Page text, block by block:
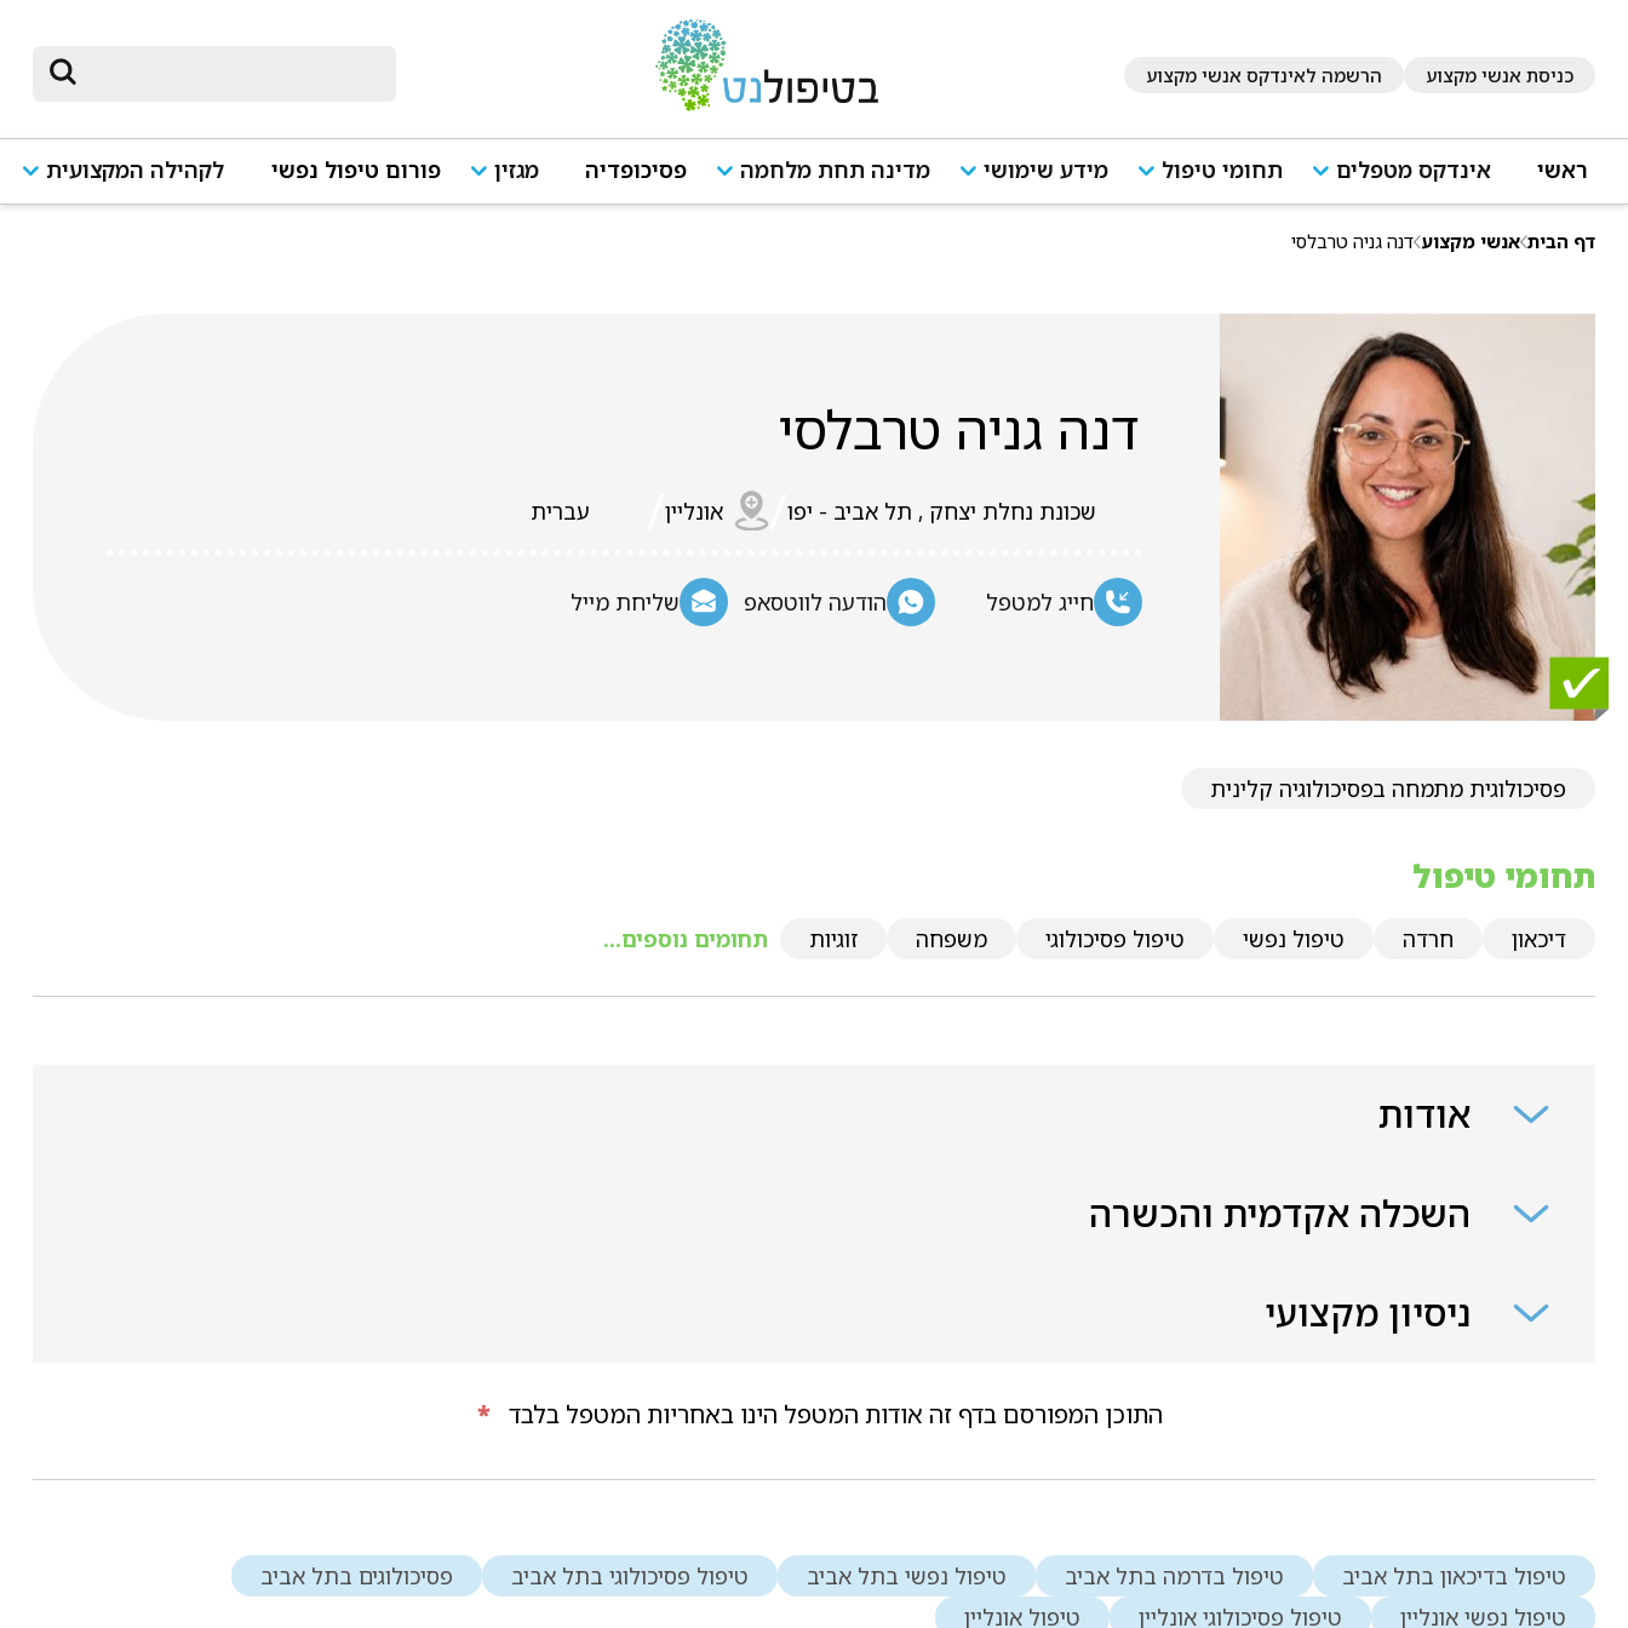
כניסת אנשי מקצוע הרשמה לאינדקס אנשי מקצוע
ראשי אינדקס מטפלים תחומי טיפול מידע שימושי מדינה תחת מלחמה פסיכופדיה מגזין פורום טיפול נפשי לקהילה המקצועית
דף הבית אנשי מקצוע דנה גניה טרבלסי
דנה גניה טרבלסי
שכונת נחלת יצחק , תל אביב - יפו אונליין עברית
חייג למטפל הודעה לווטסאפ שליחת מייל
פסיכולוגית מתמחה בפסיכולוגיה קלינית
תחומי טיפול
דיכאון חרדה טיפול נפשי טיפול פסיכולוגי משפחה זוגיות תחומים נוספים...
אודות
השכלה אקדמית והכשרה
ניסיון מקצועי
* התוכן המפורסם בדף זה אודות המטפל הינו באחריות המטפל בלבד
טיפול בדיכאון בתל אביב טיפול בדרמה בתל אביב טיפול נפשי בתל אביב טיפול פסיכולוגי בתל אביב
פסיכולוגים בתל אביב
טיפול נפשי אונליין
טיפול פסיכולוגי אונליין טיפול אונליין